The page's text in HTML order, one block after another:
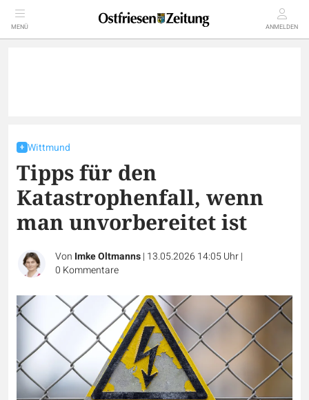
MENÜ ANMELDEN
Wittmund
Tipps für den
Katastrophenfall, wenn
man unvorbereitet ist
Von Imke Oltmanns| 13.05.2026 14:05 Uhr|
0 Kommentare